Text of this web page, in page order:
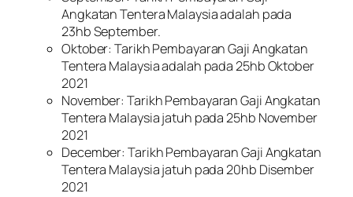
Angkatan Tentera Malaysia adalah pada
23hb September.
Oktober: Tarikh Pembayaran Gaji Angkatan
Tentera Malaysia adalah pada 25hb Oktober
2021
November: Tarikh Pembayaran Gaji Angkatan
Tentera Malaysia jatuh pada 25hb November
2021
December: Tarikh Pembayaran Gaji Angkatan
Tentera Malaysia jatuh pada 20hb Disember
2021